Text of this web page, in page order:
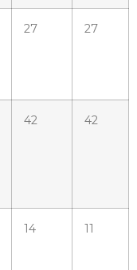
27 27
42 42
14 11